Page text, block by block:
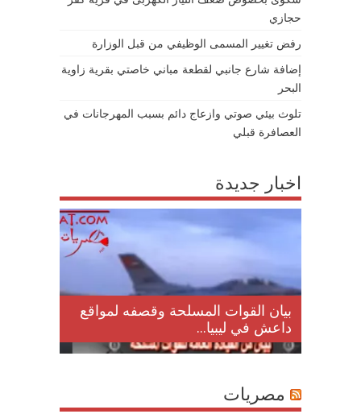
حجازي
رفض تغيير المسمى الوظيفي من قبل الوزارة
إضافة شارع جانبي لقطعة مباني خاصتي بقرية زاوية
البحر
تلوث بيئي صوتي وازعاج دائم بسبب المهرجانات في
العصافرة قبلي
اخبار جديدة
بيان القوات المسلحة وقصفه لمواقع
داعش في ليبيا...
مصريات